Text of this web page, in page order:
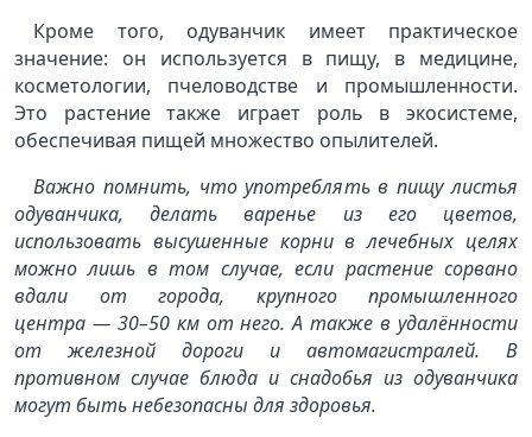
Кроме того, одуванчик имеет практическое
значение: он используется в пищу, в медицине,
косметологии, пчеловодстве и промышленности.
Это растение также играет роль в экосистеме,
обеспечивая пищей множество опылителей.
Важно помнить, что употреблять в пищу листья
одуванчика, делать варенье из его цветов,
использовать высушенные корни в лечебных целях
можно лишь в том случае, если растение сорвано
вдали от города, крупного промышленного
центра — 30–50 км от него. А также в удалённости
от железной дороги и автомагистралей. В
противном случае блюда и снадобья из одуванчика
могут быть небезопасны для здоровья.